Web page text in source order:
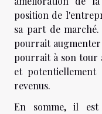
position de
sa part de
pourrait augmenter
pourrait à son tour
et potentiellement
revenus.
En somme, il